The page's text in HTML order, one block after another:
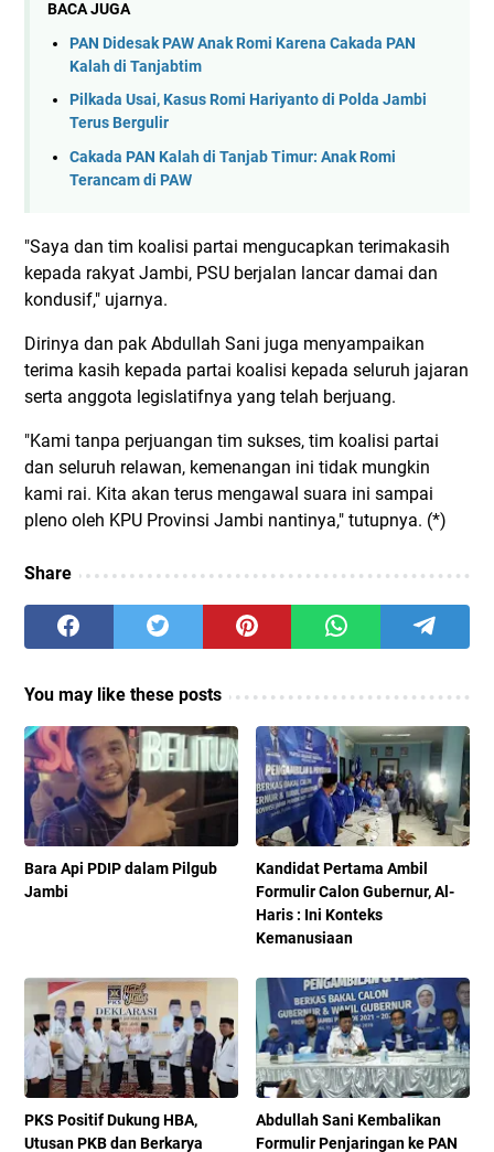
BACA JUGA
PAN Didesak PAW Anak Romi Karena Cakada PAN
Kalah di Tanjabtim
Pilkada Usai, Kasus Romi Hariyanto di Polda Jambi
Terus Bergulir
Cakada PAN Kalah di Tanjab Timur: Anak Romi
Terancam di PAW
"Saya dan tim koalisi partai mengucapkan terimakasih
kepada rakyat Jambi, PSU berjalan lancar damai dan
kondusif," ujarnya.
Dirinya dan pak Abdullah Sani juga menyampaikan
terima kasih kepada partai koalisi kepada seluruh jajaran
serta anggota legislatifnya yang telah berjuang.
"Kami tanpa perjuangan tim sukses, tim koalisi partai
dan seluruh relawan, kemenangan ini tidak mungkin
kami rai. Kita akan terus mengawal suara ini sampai
pleno oleh KPU Provinsi Jambi nantinya," tutupnya. (*)
Share
You may like these posts
Bara Api PDIP dalam Pilgub
Jambi
Kandidat Pertama Ambil
Formulir Calon Gubernur, Al-
Haris : Ini Konteks
Kemanusiaan
PKS Positif Dukung HBA,
Utusan PKB dan Berkarya
Abdullah Sani Kembalikan
Formulir Penjaringan ke PAN